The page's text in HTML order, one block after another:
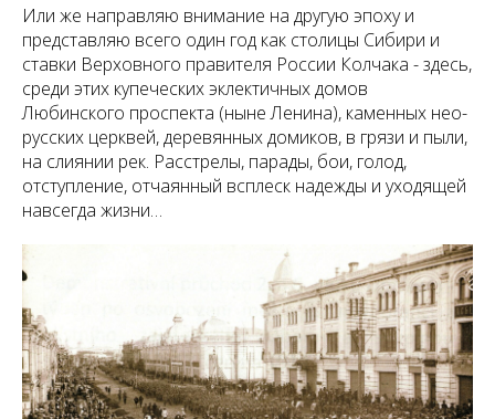
Или же направляю внимание на другую эпоху и
представляю всего один год как столицы Сибири и
ставки Верховного правителя России Колчака - здесь,
среди этих купеческих эклектичных домов
Любинского проспекта (ныне Ленина), каменных нео-
русских церквей, деревянных домиков, в грязи и пыли,
на слиянии рек. Расстрелы, парады, бои, голод,
отступление, отчаянный всплеск надежды и уходящей
навсегда жизни…